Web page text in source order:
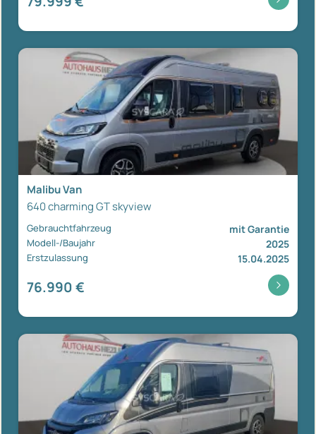
Malibu Van
640 charming GT skyview
Gebrauchtfahrzeug mit Garantie
Modell-/Baujahr 2025
Erstzulassung 15.04.2025
76.990 €